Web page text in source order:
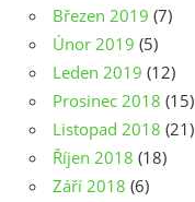
Březen 2019 (7)
Únor 2019 (5)
Leden 2019 (12)
Prosinec 2018 (15)
Listopad 2018 (21)
Říjen 2018 (18)
Září 2018 (6)